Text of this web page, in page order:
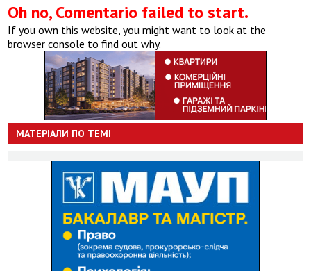
Oh no, Comentario failed to start.
If you own this website, you might want to look at the
browser console to find out why.
МАТЕРІАЛИ ПО ТЕМІ